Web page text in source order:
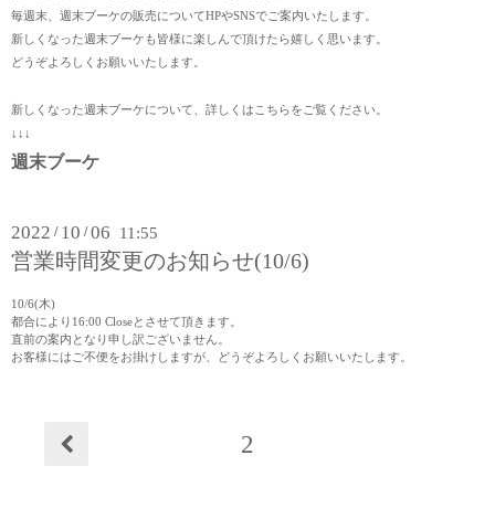
毎週末、週末ブーケの販売についてHPやSNSでご案内いたします。
新しくなった週末ブーケも皆様に楽しんで頂けたら嬉しく思います。
どうぞよろしくお願いいたします。
新しくなった週末ブーケについて、詳しくはこちらをご覧ください。
↓↓↓
週末ブーケ
2022 / 10 /06 11:55
営業時間変更のお知らせ(10/6)
10/6(木)
都合により16:00 Closeとさせて頂きます。
直前の案内となり申し訳ございません。
お客様にはご不便をお掛けしますが、どうぞよろしくお願いいたします。
2